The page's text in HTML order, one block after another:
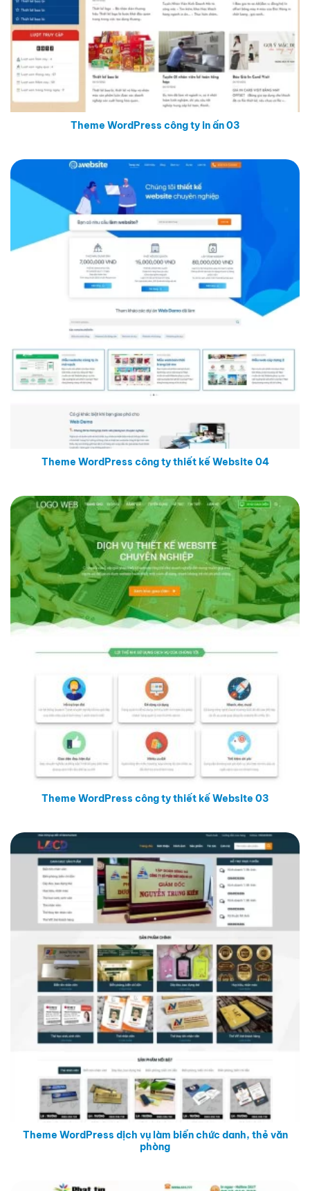
Theme WordPress công ty in ấn 03
Theme WordPress công ty thiết kế Website 04
Theme WordPress công ty thiết kế Website 03
Theme WordPress dịch vụ làm biển chức danh, thẻ văn
phòng